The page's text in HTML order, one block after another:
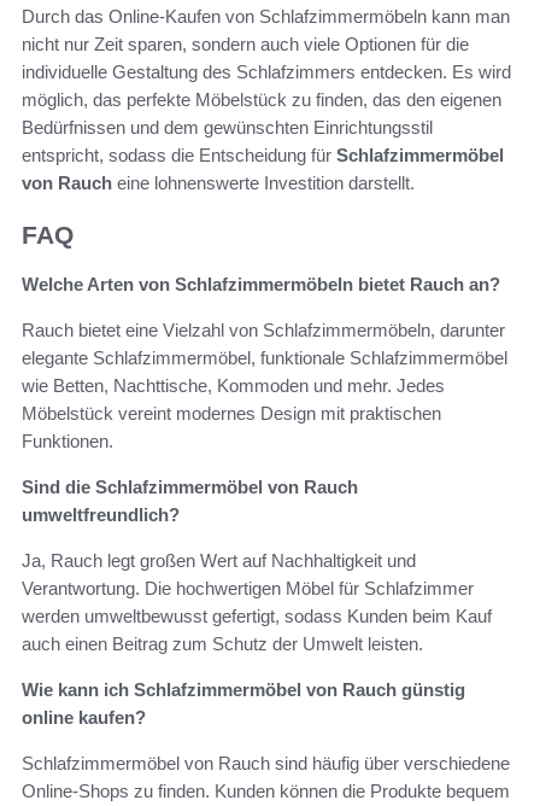
Durch das Online-Kaufen von Schlafzimmermöbeln kann man
nicht nur Zeit sparen, sondern auch viele Optionen für die
individuelle Gestaltung des Schlafzimmers entdecken. Es wird
möglich, das perfekte Möbelstück zu finden, das den eigenen
Bedürfnissen und dem gewünschten Einrichtungsstil
entspricht, sodass die Entscheidung für Schlafzimmermöbel
von Rauch eine lohnenswerte Investition darstellt.
FAQ
Welche Arten von Schlafzimmermöbeln bietet Rauch an?
Rauch bietet eine Vielzahl von Schlafzimmermöbeln, darunter
elegante Schlafzimmermöbel, funktionale Schlafzimmermöbel
wie Betten, Nachttische, Kommoden und mehr. Jedes
Möbelstück vereint modernes Design mit praktischen
Funktionen.
Sind die Schlafzimmermöbel von Rauch
umweltfreundlich?
Ja, Rauch legt großen Wert auf Nachhaltigkeit und
Verantwortung. Die hochwertigen Möbel für Schlafzimmer
werden umweltbewusst gefertigt, sodass Kunden beim Kauf
auch einen Beitrag zum Schutz der Umwelt leisten.
Wie kann ich Schlafzimmermöbel von Rauch günstig
online kaufen?
Schlafzimmermöbel von Rauch sind häufig über verschiedene
Online-Shops zu finden. Kunden können die Produkte bequem